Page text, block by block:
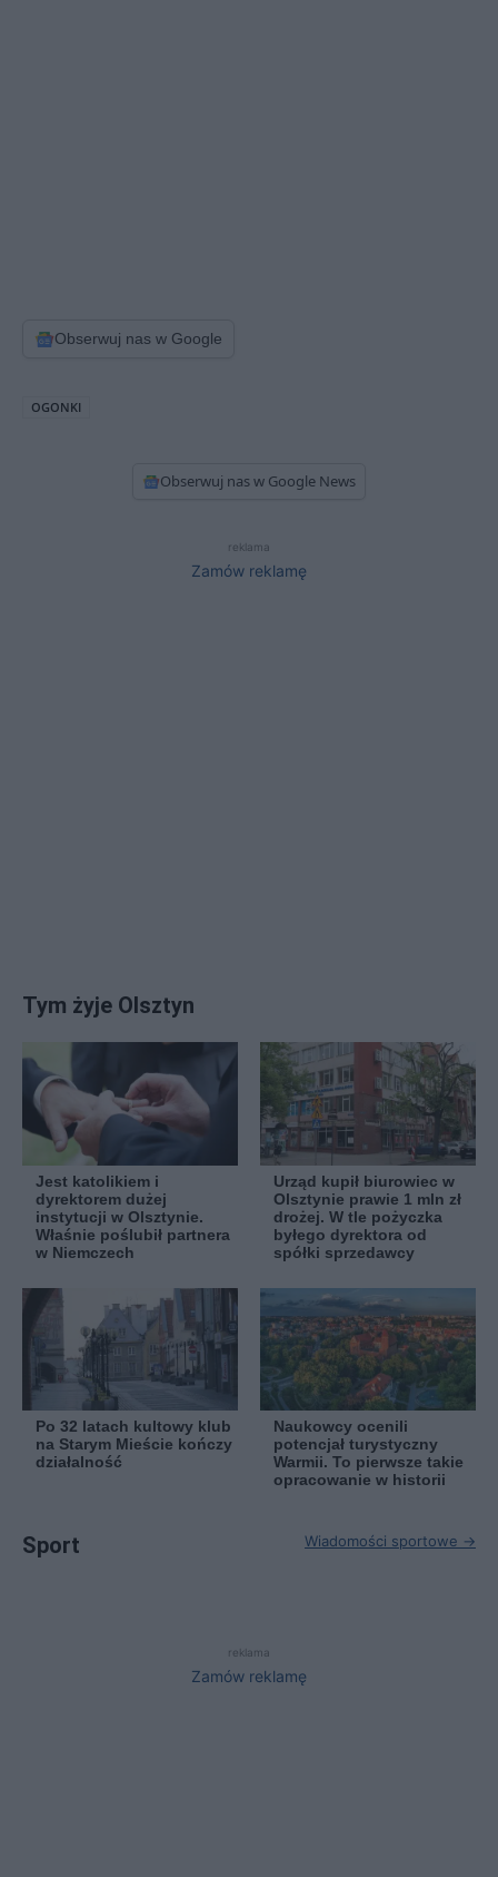
Obserwuj nas w Google
OGONKI
Obserwuj nas w Google News
reklama
Zamów reklamę
Tym żyje Olsztyn
Jest katolikiem i
dyrektorem dużej
instytucji w Olsztynie.
Właśnie poślubił partnera
w Niemczech
Urząd kupił biurowiec w
Olsztynie prawie 1 mln zł
drożej. W tle pożyczka
byłego dyrektora od
spółki sprzedawcy
Po 32 latach kultowy klub
na Starym Mieście kończy
działalność
Naukowcy ocenili
potencjał turystyczny
Warmii. To pierwsze takie
opracowanie w historii
Sport Wiadomości sportowe →
reklama
Zamów reklamę